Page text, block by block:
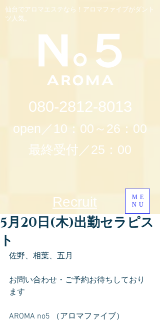
仙台でアロマエステなら！アロマファイブがダント
ツ人気。
080-2812-8013
open／10：00～26：00
最終受付／25：00
ME
NU
Recruit
5月20日(木)出勤セラピス
ト
佐野、相葉、五月
お問い合わせ・ご予約お待ちしており
ます
AROMA no5 （アロマファイブ）